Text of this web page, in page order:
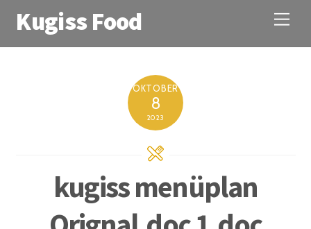
M
e
Kugiss Food
OKTOBER
8
2023
kugiss menüplan